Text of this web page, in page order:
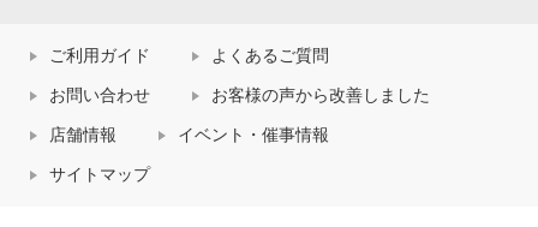
ご利用ガイド よくあるご質問
お問い合わせ お客様の声から改善しました
店舗情報 イベント・催事情報
サイトマップ